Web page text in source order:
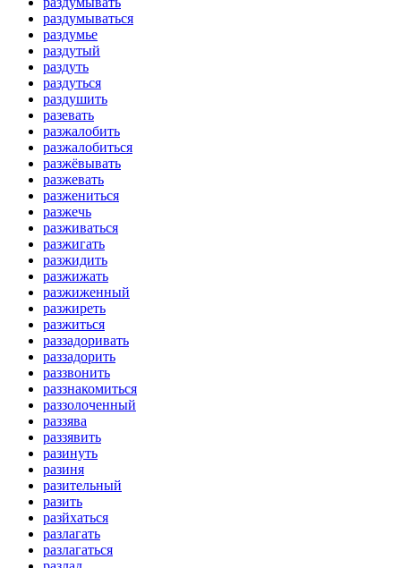
раздумываться
раздумье
раздутый
раздуть
раздуться
раздушить
разевать
разжалобить
разжалобиться
разжёвывать
разжевать
разжениться
разжечь
разживаться
разжигать
разжидить
разжижать
разжиженный
разжиреть
разжиться
раззадоривать
раззадорить
раззвонить
раззнакомиться
раззолоченный
раззява
раззявить
разинуть
разиня
разительный
разить
разйхаться
разлагать
разлагаться